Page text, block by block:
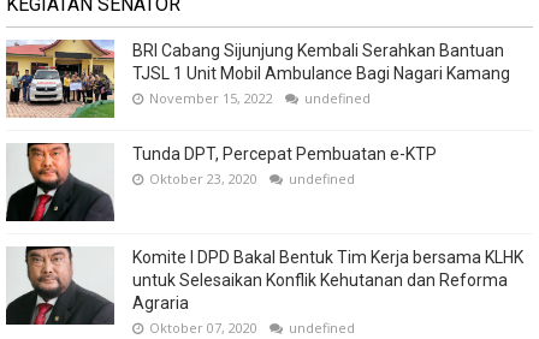
BRI Cabang Sijunjung Kembali Serahkan Bantuan
TJSL 1 Unit Mobil Ambulance Bagi Nagari Kamang
November 15, 2022 undefined
Tunda DPT, Percepat Pembuatan e-KTP
Oktober 23, 2020 undefined
Komite I DPD Bakal Bentuk Tim Kerja bersama KLHK
untuk Selesaikan Konflik Kehutanan dan Reforma
Agraria
Oktober 07, 2020 undefined